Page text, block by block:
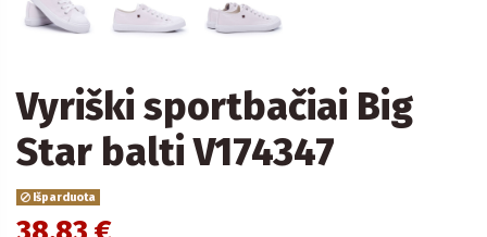
Vyriški sportbačiai Big
Star balti V174347
Išparduota